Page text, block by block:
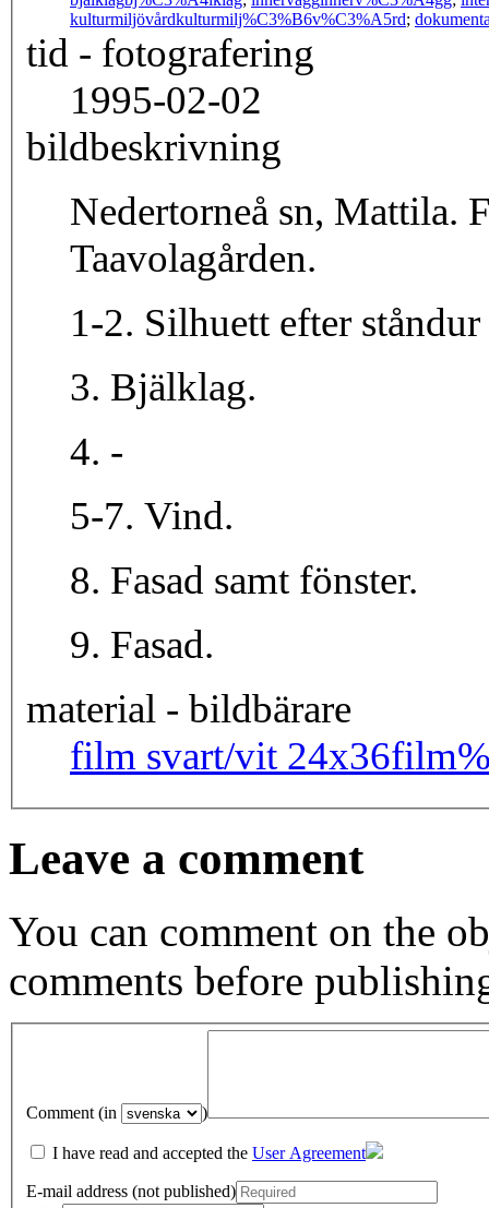
kulturmiljövårdkulturmilj%C3%B6v%C3%A5rd;
tid - fotografering
1995-02-02
bildbeskrivning
Nedertorneå sn, Mattila.
Taavolagården.
1-2. Silhuett efter
3. Bjälklag.
4. -
5-7. Vind.
8. Fasad samt fönster.
9. Fasad.
material - bildbärare
film svart/vit 24x36
Leave a comment
You can comment on the
comments before
Comment (in )
I have read and accepted the User Agreement
E-mail address (not published)